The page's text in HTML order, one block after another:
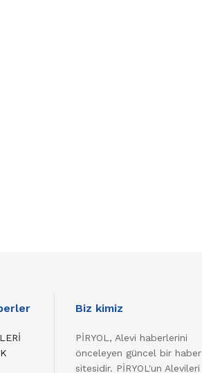
Biz kimiz
PİRYOL, Alevi haberlerini
önceleyen güncel bir haber
sitesidir. PİRYOL'un Alevileri